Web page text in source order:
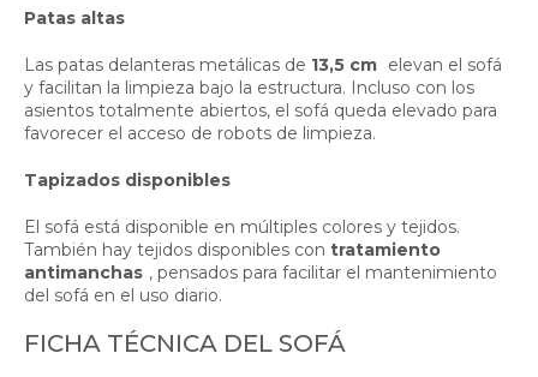
Patas altas
Las patas delanteras metálicas de 13,5 cm elevan el sofá
y facilitan la limpieza bajo la estructura. Incluso con los
asientos totalmente abiertos, el sofá queda elevado para
favorecer el acceso de robots de limpieza.
Tapizados disponibles
El sofá está disponible en múltiples colores y tejidos.
También hay tejidos disponibles con tratamiento
antimanchas , pensados para facilitar el mantenimiento
del sofá en el uso diario.
FICHA TÉCNICA DEL SOFÁ